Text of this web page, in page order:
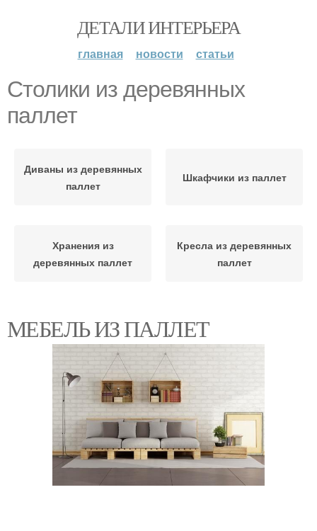
ДЕТАЛИ ИНТЕРЬЕРА
главная новости статьи
Столики из деревянных
паллет
Диваны из деревянных
паллет
Шкафчики из паллет
Хранения из
деревянных паллет
Кресла из деревянных
паллет
МЕБЕЛЬ ИЗ ПАЛЛЕТ